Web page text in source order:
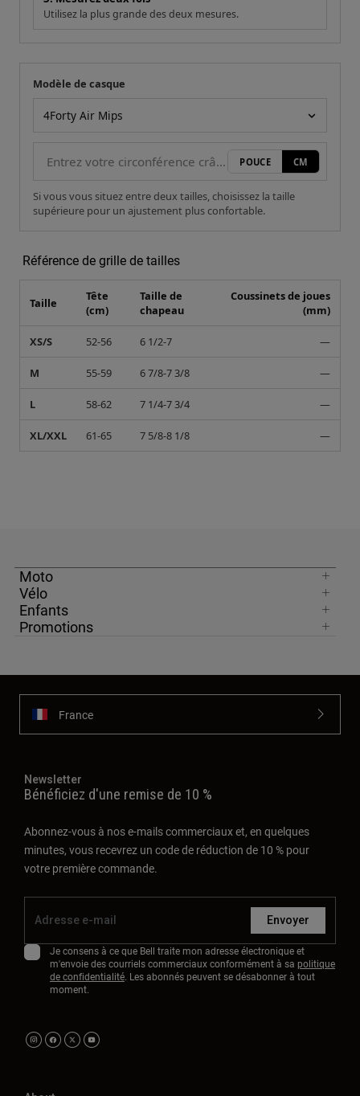
Utilisez la plus grande des deux mesures.
Votre mesure
Modèle de casque
POUCE CM
Si vous vous situez entre deux tailles, choisissez la taille
supérieure pour un ajustement plus confortable.
Référence de grille de tailles
Taille
Tête
(cm)
Taille de
chapeau
Coussinets de joues
(mm)
XS/S 52-56 6 1/2-7 —
M 55-59 6 7/8-7 3/8 —
L 58-62 7 1/4-7 3/4 —
XL/XXL 61-65 7 5/8-8 1/8 —
Moto
Vélo
Enfants
Promotions
France
Newsletter
Bénéficiez d'une remise de 10 %
Abonnez-vous à nos e-mails commerciaux et, en quelques
minutes, vous recevrez un code de réduction de 10 % pour
votre première commande.
Envoyer
Je consens à ce que Bell traite mon adresse électronique et
m'envoie des courriels commerciaux conformément à sa politique
de confidentialité. Les abonnés peuvent se désabonner à tout
moment.